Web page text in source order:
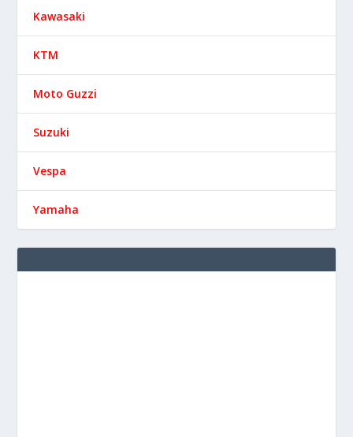
Kawasaki
KTM
Moto Guzzi
Suzuki
Vespa
Yamaha